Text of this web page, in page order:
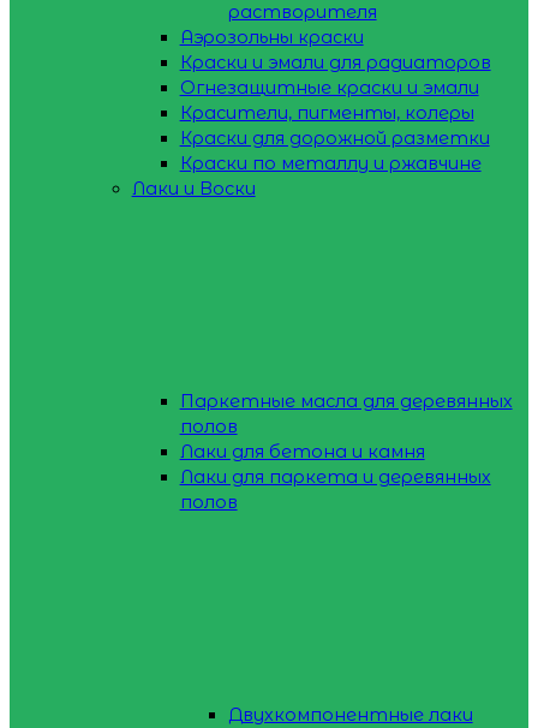
растворителя
Аэрозольны краски
Краски и эмали для радиаторов
Огнезащитные краски и эмали
Красители, пигменты, колеры
Краски для дорожной разметки
Краски по металлу и ржавчине
Лаки и Воски
Паркетные масла для деревянных
полов
Лаки для бетона и камня
Лаки для паркета и деревянных
полов
Двухкомпонентные лаки